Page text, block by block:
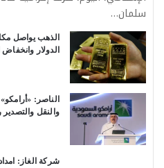
سلمان…
الذهب يواصل
الدولار
الناصر:
والنقل
شركة الغاز: